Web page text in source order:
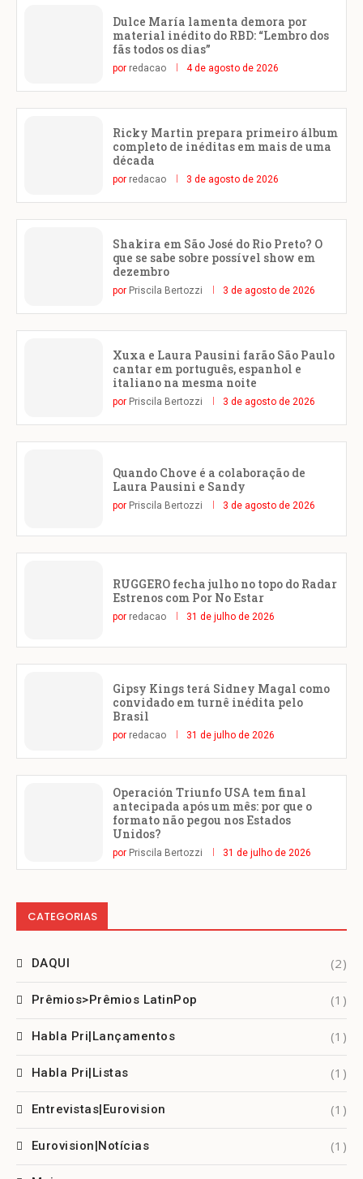
Dulce María lamenta demora por
material inédito do RBD: “Lembro dos
fãs todos os dias”
por redacao 4 de agosto de 2026
Ricky Martin prepara primeiro álbum
completo de inéditas em mais de uma
década
por redacao 3 de agosto de 2026
Shakira em São José do Rio Preto? O
que se sabe sobre possível show em
dezembro
por Priscila Bertozzi 3 de agosto de 2026
Xuxa e Laura Pausini farão São Paulo
cantar em português, espanhol e
italiano na mesma noite
por Priscila Bertozzi 3 de agosto de 2026
Quando Chove é a colaboração de
Laura Pausini e Sandy
por Priscila Bertozzi 3 de agosto de 2026
RUGGERO fecha julho no topo do Radar
Estrenos com Por No Estar
por redacao 31 de julho de 2026
Gipsy Kings terá Sidney Magal como
convidado em turnê inédita pelo
Brasil
por redacao 31 de julho de 2026
Operación Triunfo USA tem final
antecipada após um mês: por que o
formato não pegou nos Estados
Unidos?
por Priscila Bertozzi 31 de julho de 2026
CATEGORIAS
DAQUI (2)
Prêmios>Prêmios LatinPop (1)
Habla Pri|Lançamentos (1)
Habla Pri|Listas (1)
Entrevistas|Eurovision (1)
Eurovision|Notícias (1)